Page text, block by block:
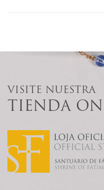
VISITE NUESTRA
TIENDA